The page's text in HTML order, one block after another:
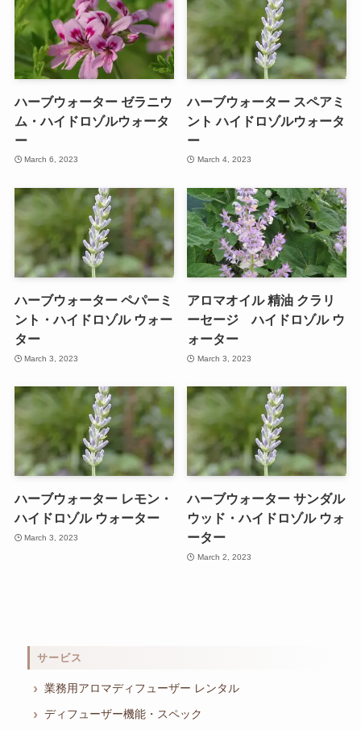
ハーブウォーター ゼラニウ
ム・ハイドロゾルウォータ
ー
March 6, 2023
ハーブウォーター スペアミ
ント ハイドロゾルウォータ
ー
March 4, 2023
ハーブウォーター ペパーミ
ント・ハイドロゾル ウォー
ター
March 3, 2023
アロマオイル 精油 クラリ
ーセージ ハイドロゾル ウ
ォーター
March 3, 2023
ハーブウォーター レモン・
ハイドロゾル ウォーター
March 3, 2023
ハーブウォーター サンダル
ウッド・ハイドロゾル ウォ
ーター
March 2, 2023
サービス
業務用アロマディフューザー レンタル
ディフューザー機能・スペック